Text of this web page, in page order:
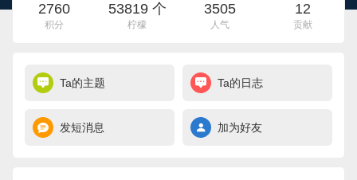
2760
积分
53819 个
柠檬
3505
人气
12
贡献
Ta的主题 Ta的日志
发短消息 加为好友